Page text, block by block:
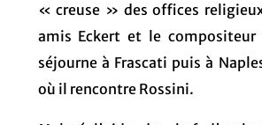
« creuse » des offices
amis Eckert et le compositeur
séjourne à Frascati puis à
où il rencontre Rossini.